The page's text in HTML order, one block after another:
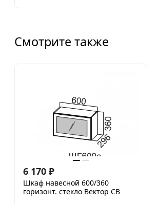
Смотрите также
6 170 ₽
Шкаф навесной 600/360
горизонт. стекло Вектор СВ